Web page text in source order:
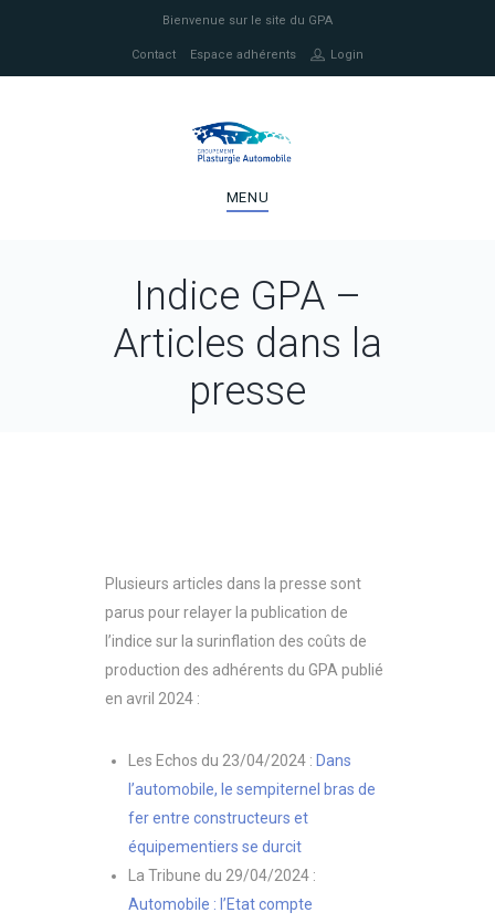
Bienvenue sur le site du GPA
Contact Espace adhérents Login
MENU
Indice GPA –
Articles dans la
presse
Plusieurs articles dans la presse sont
parus pour relayer la publication de
l’indice sur la surinflation des coûts de
production des adhérents du GPA publié
en avril 2024 :
Les Echos du 23/04/2024 : Dans
l’automobile, le sempiternel bras de
fer entre constructeurs et
équipementiers se durcit
La Tribune du 29/04/2024 :
Automobile : l’Etat compte